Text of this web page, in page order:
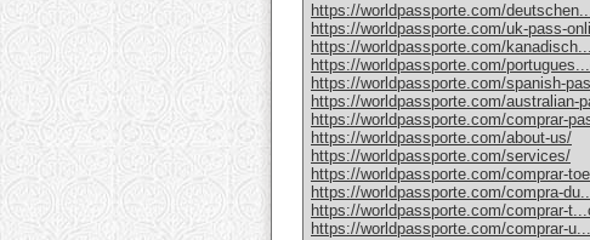
https://worldpassporte.com/
https://worldpassporte.com/uk-pass-
https://worldpassporte.com/
https://worldpassporte.com/
https://worldpassporte.com/spanish-
https://worldpassporte.com/australian-
https://worldpassporte.com/comprar-
https://worldpassporte.com/about-us/
https://worldpassporte.com/services/
https://worldpassporte.com/comprar-
https://worldpassporte.com/compra-
https://worldpassporte.com/comprar-
https://worldpassporte.com/comprar-